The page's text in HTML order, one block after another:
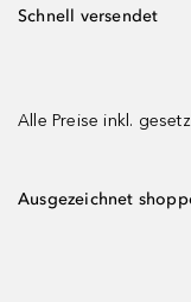
Schnell versendet
Alle Preise inkl.
Ausgezeichnet